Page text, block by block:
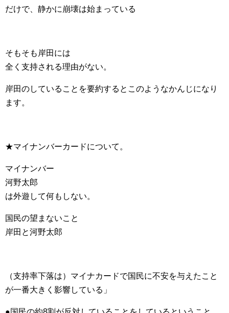
だけで、静かに崩壊は始まっている
そもそも岸田には
全く支持される理由がない。
岸田のしていることを要約するとこのようなかんじになり
ます。
★マイナンバーカードについて。
マイナンバー
河野太郎
は外遊して何もしない。
国民の望まないこと
岸田と河野太郎
（支持率下落は）マイナカードで国民に不安を与えたこと
が一番大きく影響している」